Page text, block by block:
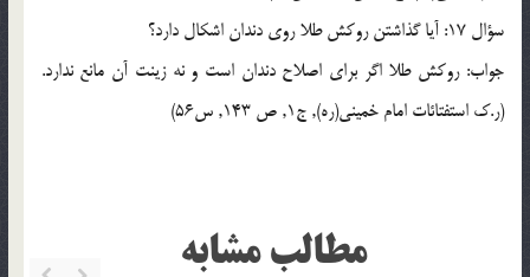
سؤال 17: آيا گذاشتن روكش طلا روي دندان اشكال دارد؟
جواب: روكش طلا اگر براي اصلاح دندان است و نه زينت آن مانع ندارد.
(ر.ک استفتائات امام خميني(ره), ج1, ص 143, س56)
مطالب مشابه